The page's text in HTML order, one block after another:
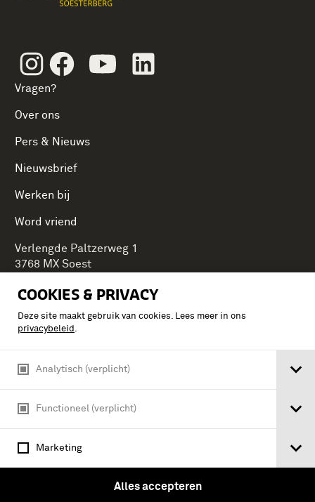
COOKIES & PRIVACY
Deze site maakt gebruik van cookies. Lees meer in ons
privacybeleid .
Analytisch (verplicht)
Functioneel (verplicht)
Marketing
Alles accepteren
InstagramFacebookYoutube
Vragen?
Over ons
Pers & Nieuws
Nieuwsbrief
Werken bij
Word vriend
Verlengde Paltzerweg 1
3768 MX Soest
Onderdeel van Stichting Koninklijke Defensiemusea,
Algemene voorwaarden Privacy & cookies